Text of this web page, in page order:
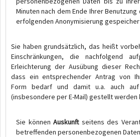
Minuten nach dem Ende Ihrer
erfolgenden Anonymisierung
Sie haben grundsätzlich, das heißt
Einschränkungen, die nachfolgend
Erleichterung der Ausübung dieser
dass ein entsprechender Antrag von
Form bedarf und damit u.a. auch auf
(insbesondere per E-Mail) gestellt werden
Sie können Auskunftseitens des
betreffenden personenbezogenen